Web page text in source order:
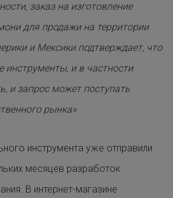
заказ на изготовление
для продажи на территории
и Мексики подтверждает, что
инструменты, и в частности
и запрос может поступать
рынка».
инструмента уже отправили
месяцев разработок
В интернет-магазине